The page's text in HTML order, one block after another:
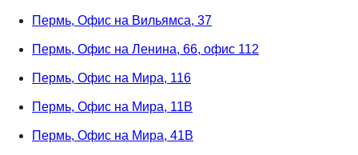
Пермь, Офис на Вильямса, 37
Пермь, Офис на Ленина, 66, офис 112
Пермь, Офис на Мира, 116
Пермь, Офис на Мира, 11В
Пермь, Офис на Мира, 41В